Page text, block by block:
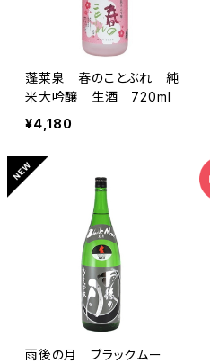
蓬莱泉 春のことぶれ 純
米大吟醸 生酒 720ml
¥4,180
雨後の月 ブラックムー